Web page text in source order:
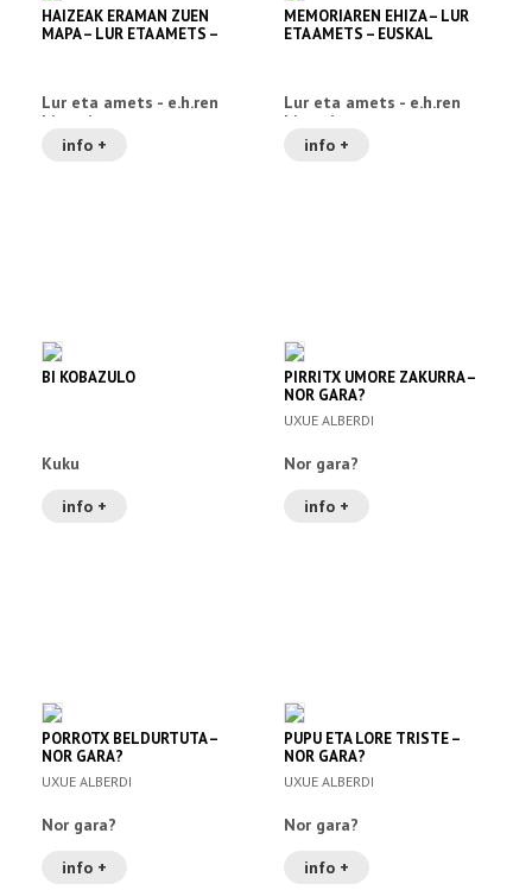
HAIZEAK ERAMAN ZUEN
MAPA – LUR ETA AMETS –
Lur eta amets - e.h.ren
historia
info +
MEMORIAREN EHIZA – LUR
ETA AMETS – EUSKAL
Lur eta amets - e.h.ren
historia
info +
BI KOBAZULO
Kuku
info +
PIRRITX UMORE ZAKURRA –
NOR GARA?
UXUE ALBERDI
Nor gara?
info +
PORROTX BELDURTUTA –
NOR GARA?
UXUE ALBERDI
Nor gara?
info +
PUPU ETA LORE TRISTE –
NOR GARA?
UXUE ALBERDI
Nor gara?
info +